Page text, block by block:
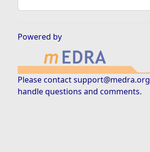
Powered by
Please contactsupport@medra.org
handle questions and comments.